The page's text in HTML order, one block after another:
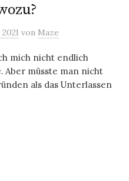
von Maze
mich nicht endlich
Aber müsste man nicht
als das Unterlassen